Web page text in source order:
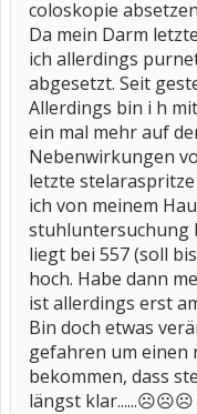
coloskopie
Da mein Darm
ich allerdings
abgesetzt. Seit
Allerdings bin i h
ein mal mehr auf
Nebenwirkungen
letzte
ich von meinem
stuhluntersuchung
liegt bei 557 (soll
hoch. Habe dann
ist allerdings erst
Bin doch etwas
gefahren um einen
bekommen, dass
längst klar......☹☹☹